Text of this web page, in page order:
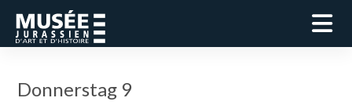
Donnerstag 9